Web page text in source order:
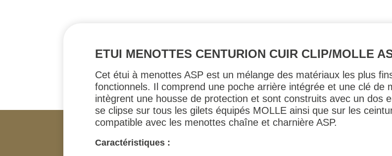
ETUI MENOTTES CENTURION CUIR CLIP/MOLLE
Cet étui à menottes ASP est un mélange des matériaux les plus
fonctionnels. Il comprend une poche arrière intégrée et une clé de
intègrent une housse de protection et sont construits avec un dos
se clipse sur tous les gilets équipés MOLLE ainsi que sur les
compatible avec les menottes chaîne et charnière ASP.
Caractéristiques :